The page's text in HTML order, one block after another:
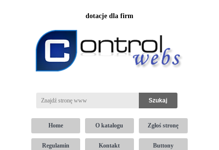
dotacje dla firm
Home O katalogu Zgłoś stronę
Regulamin Kontakt Buttony